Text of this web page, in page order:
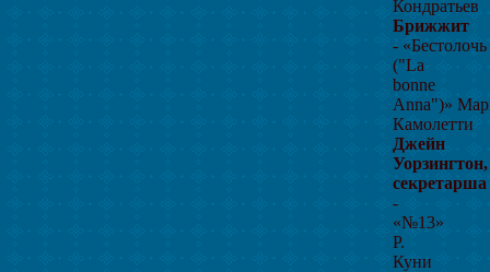
Кондратьев
Брижжит
- «Бестолочь
("La
bonne
Anna")»
Камолетти
Джейн
Уорзингтон,
секретарша
-
«№13»
Р.
Куни